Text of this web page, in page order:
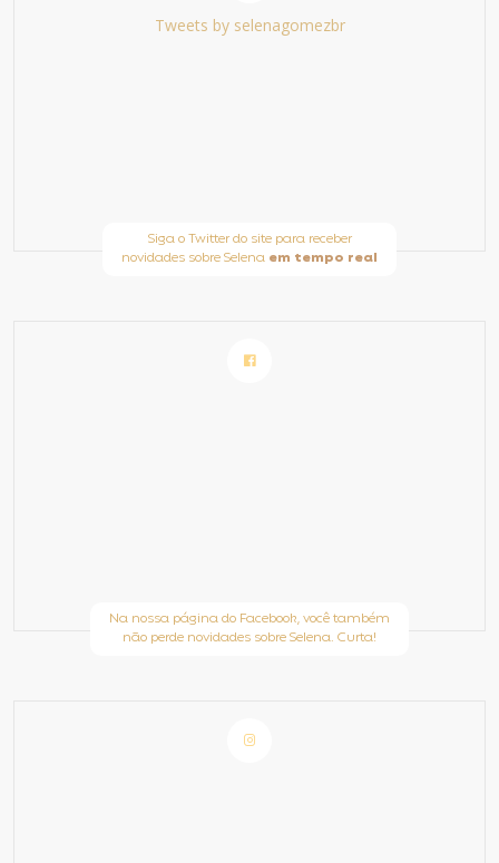
Tweets by selenagomezbr
Siga o Twitter do site para receber
novidades sobre Selena em tempo real
Na nossa página do Facebook, você também
não perde novidades sobre Selena. Curta!